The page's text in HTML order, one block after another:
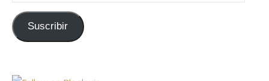
Suscribir